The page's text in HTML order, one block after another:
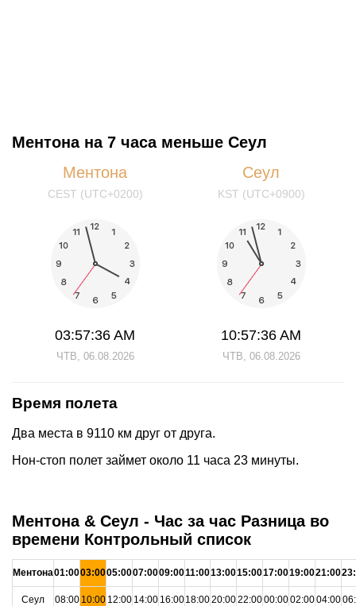
Ментона на 7 часа меньше Сеул
Ментона
CEST (UTC+0200)
03:57:36 AM
ЧТВ, 06.08.2026
Сеул
KST (UTC+0900)
10:57:36 AM
ЧТВ, 06.08.2026
Время полета
Два места в 9110 км друг от друга.
Нон-стоп полет займет около 11 часа 23 минуты.
Ментона & Сеул - Час за час Разница во
времени Контрольный список
Ментона01:0003:0005:0007:0009:0011:0013:0015:0017:0019:0021:00
Сеул 08:00 10:00 12:00 14:00 16:0018:0020:0022:0000:0002:0004:00